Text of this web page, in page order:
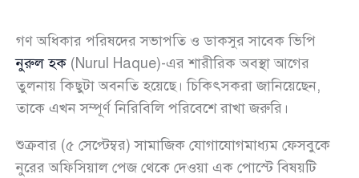
গণ অধিকার পরিষদের সভাপতি ও ডাকসুর সাবেক ভিপি
নুরুল হক (Nurul Haque)-এর শারীরিক অবস্থা আগের
তুলনায় কিছুটা অবনতি হয়েছে। চিকিৎসকরা জানিয়েছেন,
তাকে এখন সম্পূর্ণ নিরিবিলি পরিবেশে রাখা জরুরি।
শুক্রবার (৫ সেপ্টেম্বর) সামাজিক যোগাযোগমাধ্যম ফেসবুকে
নুরের অফিসিয়াল পেজ থেকে দেওয়া এক পোস্টে বিষয়টি